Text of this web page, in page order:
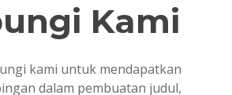
Kami
kami untuk mendapatkan
dalam pembuatan judul,